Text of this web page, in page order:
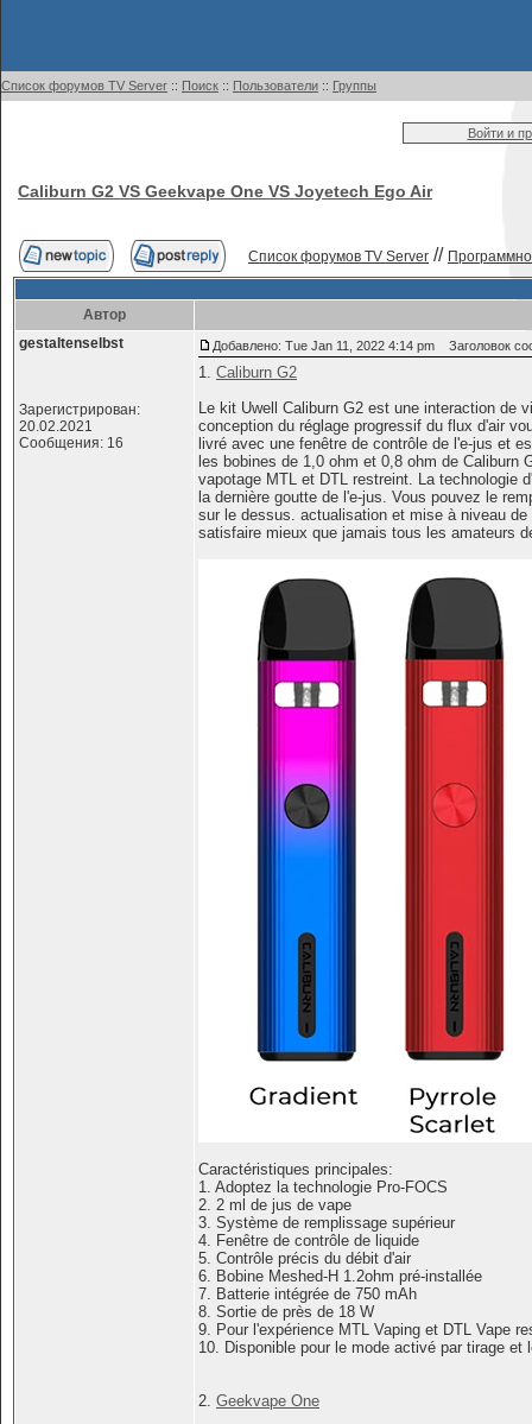
Список форумов TV Server :: Поиск :: Пользователи :: Группы
Войти и
Caliburn G2 VS Geekvape One VS Joyetech Ego Air
Список форумов TV Server //
Автор
gestaltenselbst
Зарегистрирован:
20.02.2021
Сообщения: 16
Добавлено: Tue Jan 11, 2022 4:14 pm Заголовок
1. Caliburn G2
Le kit Uwell Caliburn G2 est une interaction de
conception du réglage progressif du flux d'air
livré avec une fenêtre de contrôle de l'e-jus et
les bobines de 1,0 ohm et 0,8 ohm de
vapotage MTL et DTL restreint. La technologie
la dernière goutte de l'e-jus. Vous pouvez le
sur le dessus. actualisation et mise à niveau
satisfaire mieux que jamais tous les amateurs
Caractéristiques principales:
1. Adoptez la technologie Pro-FOCS
2. 2 ml de jus de vape
3. Système de remplissage supérieur
4. Fenêtre de contrôle de liquide
5. Contrôle précis du débit d'air
6. Bobine Meshed-H 1.2ohm pré-installée
7. Batterie intégrée de 750 mAh
8. Sortie de près de 18 W
9. Pour l'expérience MTL Vaping et DTL Vape
10. Disponible pour le mode activé par tirage et
2. Geekvape One